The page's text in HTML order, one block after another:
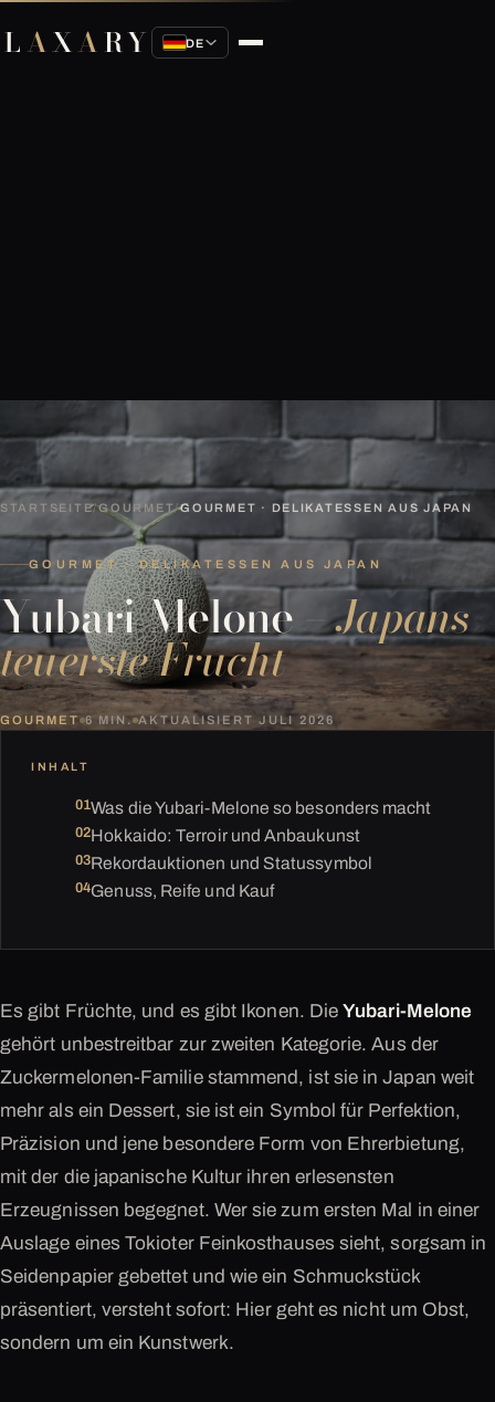
LAXARY DE
STARTSEITE/GOURMET/GOURMET · DELIKATESSEN AUS JAPAN
GOURMET · DELIKATESSEN AUS JAPAN
Yubari-Melone –Japans
teuerste Frucht
GOURMET 6 MIN. AKTUALISIERT JULI 2026
INHALT
Was die Yubari-Melone so besonders macht
Hokkaido: Terroir und Anbaukunst
Rekordauktionen und Statussymbol
Genuss, Reife und Kauf
Es gibt Früchte, und es gibt Ikonen. DieYubari-Melone
gehört unbestreitbar zur zweiten Kategorie. Aus der
Zuckermelonen-Familie stammend, ist sie in Japan weit
mehr als ein Dessert, sie ist ein Symbol für Perfektion,
Präzision und jene besondere Form von Ehrerbietung,
mit der die japanische Kultur ihren erlesensten
Erzeugnissen begegnet. Wer sie zum ersten Mal in einer
Auslage eines Tokioter Feinkosthauses sieht, sorgsam in
Seidenpapier gebettet und wie ein Schmuckstück
präsentiert, versteht sofort: Hier geht es nicht um Obst,
sondern um ein Kunstwerk.